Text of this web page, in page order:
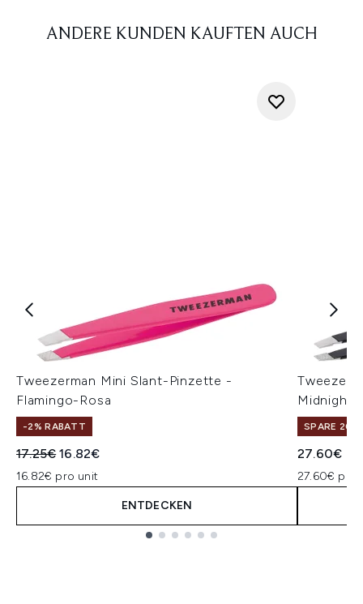
ANDERE KUNDEN KAUFTEN AUCH
Tweezerman Mini Slant-Pinzette -
Flamingo-Rosa
-2% RABATT
Unverbindliche Preisempfehlung:
17.25€Aktueller Preis:
16.82€
16.82€ pro unit
ENTDECKEN
Midnight
SPARE 20%
27.60€
27.60€ pro